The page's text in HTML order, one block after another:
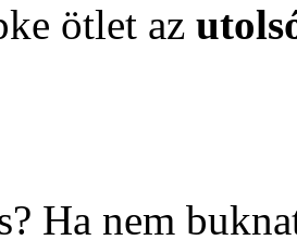
ötlet az
Ha nem